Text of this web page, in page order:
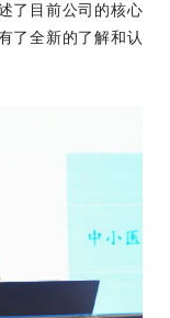
了目前公司的核心
了全新的了解和认